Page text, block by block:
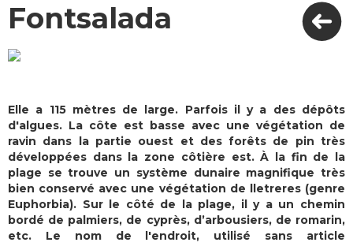
Fontsalada
Elle a 115 mètres de large. Parfois il y a des dépôts
d'algues. La côte est basse avec une végétation de
ravin dans la partie ouest et des forêts de pin très
développées dans la zone côtière est. À la fin de la
plage se trouve un système dunaire magnifique très
bien conservé avec une végétation de lletreres (genre
Euphorbia). Sur le côté de la plage, il y a un chemin
bordé de palmiers, de cyprès, d’arbousiers, de romarin,
etc. Le nom de l'endroit, utilisé sans article